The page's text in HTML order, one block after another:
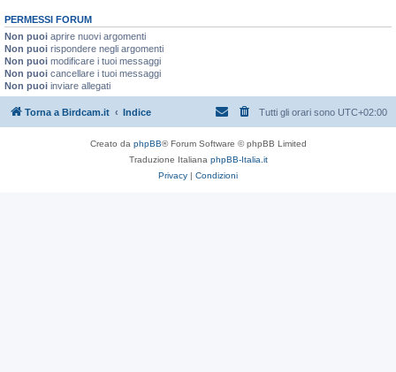
PERMESSI FORUM
Non puoi aprire nuovi argomenti
Non puoi rispondere negli argomenti
Non puoi modificare i tuoi messaggi
Non puoi cancellare i tuoi messaggi
Non puoi inviare allegati
Torna a Birdcam.it Indice Tutti gli orari sono UTC+02:00
Creato da phpBB® Forum Software © phpBB Limited
Traduzione Italiana phpBB-Italia.it
Privacy | Condizioni